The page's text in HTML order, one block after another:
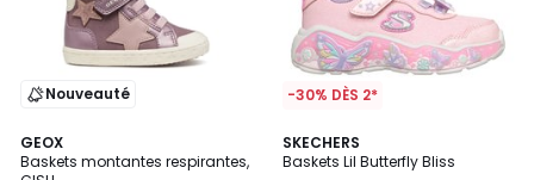
Nouveauté
GEOX
Baskets montantes respirantes,
-30% DÈS 2*
SKECHERS
Baskets Lil Butterfly Bliss